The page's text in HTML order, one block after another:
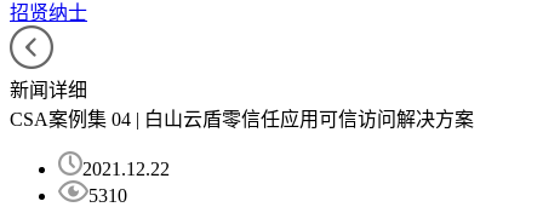
招贤纳士
新闻详细
CSA案例集 04 | 白山云盾零信任应用可信访问解决方案
2021.12.22
5310